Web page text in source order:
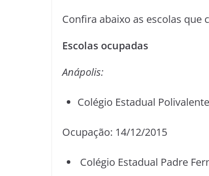
Confira abaixo as escolas que
Escolas ocupadas
Anápolis:
Colégio Estadual
Ocupação: 14/12/2015
Colégio Estadual Padre